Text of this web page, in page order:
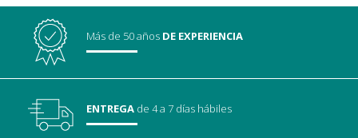
Más de 50 años DE EXPERIENCIA
ENTREGA de 4 a 7 días hábiles